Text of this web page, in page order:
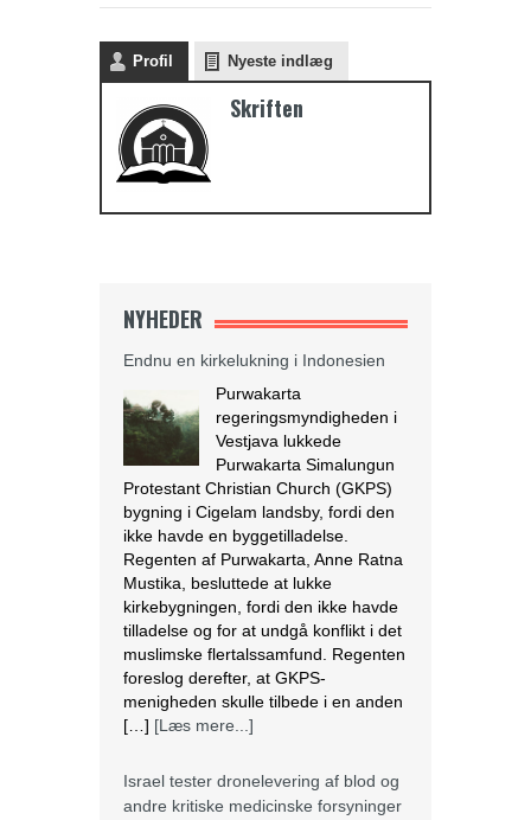
Profil Nyeste indlæg
Skriften
NYHEDER
Endnu en kirkelukning i Indonesien
Purwakarta
regeringsmyndigheden i
Vestjava lukkede
Purwakarta Simalungun
Protestant Christian Church (GKPS)
bygning i Cigelam landsby, fordi den
ikke havde en byggetilladelse.
Regenten af Purwakarta, Anne Ratna
Mustika, besluttede at lukke
kirkebygningen, fordi den ikke havde
tilladelse og for at undgå konflikt i det
muslimske flertalssamfund. Regenten
foreslog derefter, at GKPS-
menigheden skulle tilbede i en anden
[…] [Læs mere...]
Israel tester dronelevering af blod og
andre kritiske medicinske forsyninger